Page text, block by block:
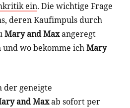
ein. Die wichtige Frage
deren Kaufimpuls durch
Mary and Maxangeregt
wo bekomme ichMary
der geneigte
and Maxab sofort per